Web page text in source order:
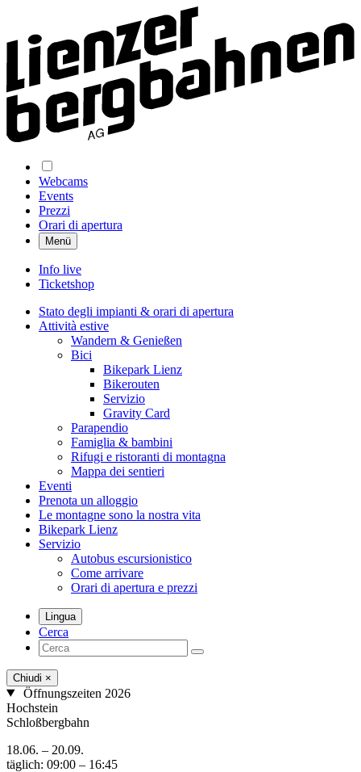
Webcams
Events
Prezzi
Orari di apertura
Menü
Info live
Ticketshop
Stato degli impianti & orari di apertura
Attività estive
Wandern & Genießen
Bici
Bikepark Lienz
Bikerouten
Servizio
Gravity Card
Parapendio
Famiglia & bambini
Rifugi e ristoranti di montagna
Mappa dei sentieri
Eventi
Prenota un alloggio
Le montagne sono la nostra vita
Bikepark Lienz
Servizio
Autobus escursionistico
Come arrivare
Orari di apertura e prezzi
Lingua
Cerca
Chiudi ×
Öffnungszeiten 2026
Hochstein
Schloßbergbahn
18.06. – 20.09.
täglich: 09:00 – 16:45